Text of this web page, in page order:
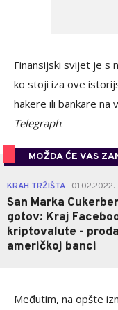
Finansijski svijet je s
ko stoji iza ove
hakere ili bankare na
Telegraph.
MOŽDA ĆE VAS
KRAH TRŽIŠTA 01.02.2022.
San Marka
gotov: Kraj
kriptovalute -
američkoj banci
Međutim, na opšte